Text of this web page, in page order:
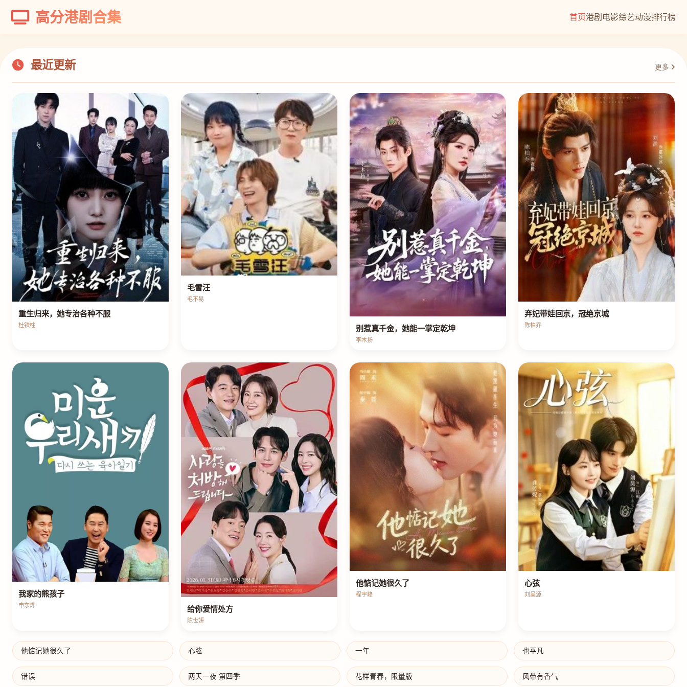
高分港剧合集 首页港剧电影综艺动漫排行榜
最近更新 更多
重生归来，她专治各种不服
杜铁柱
毛雪汪
毛不易
别惹真千金，她能一掌定乾坤
李木扬
弃妃带娃回京，冠绝京城
陈柏乔
我家的熊孩子
申东烨 给你爱情处方
陈世妍
他惦记她很久了
程宇峰
心弦
刘吴源
他惦记她很久了 心弦 一年 也平凡
错误 两天一夜 第四季 花样青春，限量版 风带有香气